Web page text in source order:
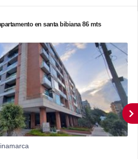
en santa bibiana 86 mts